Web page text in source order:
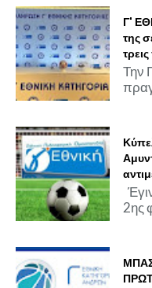
Γ'
της
Την
2ης